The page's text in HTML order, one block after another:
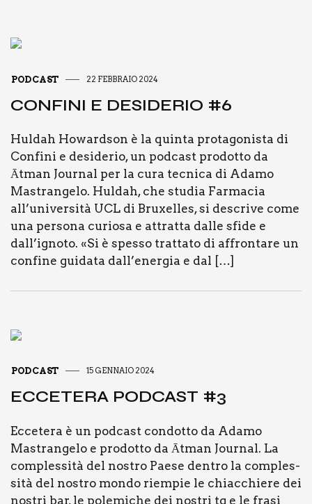
PODCAST 22 FEBBRAIO 2024
CON­FI­NI E DESI­DE­RIO #6
Hul­dah Howard­son è la quin­ta pro­ta­go­ni­sta di
Con­fi­ni e desi­de­rio, un pod­ca­st pro­dot­to da
Ātman Jour­nal per la cura tec­ni­ca di Ada­mo
Mastran­ge­lo. Hul­dah, che stu­dia Far­ma­cia
all’università UCL di Bru­xel­les, si descri­ve come
una per­so­na curio­sa e attrat­ta dal­le sfi­de e
dall’ignoto. «Si è spes­so trat­ta­to di affron­ta­re un
con­fi­ne gui­da­ta dall’energia e dal […]
PODCAST 15 GENNAIO 2024
ECCE­TE­RA POD­CA­ST #3
Ecce­te­ra è un pod­ca­st con­dot­to da Ada­mo
Mastran­ge­lo e pro­dot­to da Ātman Jour­nal. La
com­ples­si­tà del nostro Pae­se den­tro la com­ples­
si­tà del nostro mon­do riem­pie le chiac­chie­re dei
nostri bar, le pole­mi­che dei nostri tg e le fra­si